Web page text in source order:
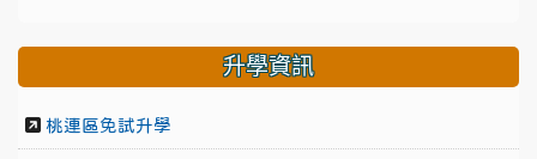
升學資訊
桃連區免試升學